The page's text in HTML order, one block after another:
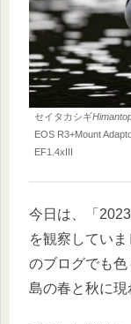
セイタカシギ
EOS R3+Mount
EF1.4xIII
今日は、「
を観察してい
のブログでも
島の春と秋に現